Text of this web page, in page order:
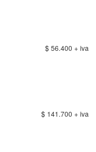
$ 56.400 + iva
$ 141.700 + iva